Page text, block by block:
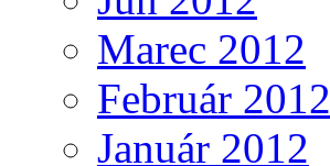
Marec 2012
Február 2012
Január 2012